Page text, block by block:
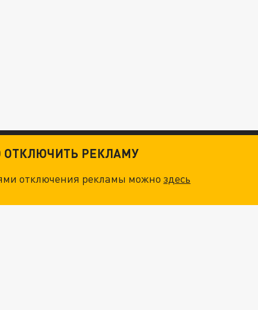
ОТКЛЮЧИТЬ РЕКЛАМУ
отключения рекламы можноздесь